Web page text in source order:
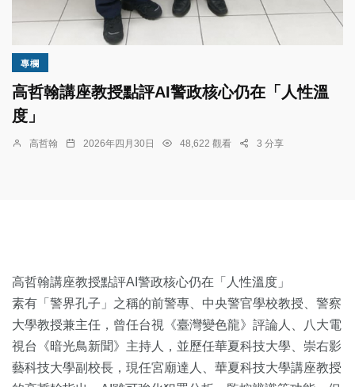
專欄
高哲翰講座教授點評AI警政核心仍在「人性溫
度」
高哲翰 2026年四月30日 48,622 觀看 3 分享
高哲翰講座教授點評AI警政核心仍在「人性溫度」
素有「警界孔子」之稱的前警專、中央警官學校教授、警察
大學教授兼主任，曾任台視《臺灣變色龍》評論人、八大電
視台《暗光鳥新聞》主持人，並歷任華夏科技大學、崇右影
藝科技大學副校長，現任宮廟達人、華夏科技大學講座教授